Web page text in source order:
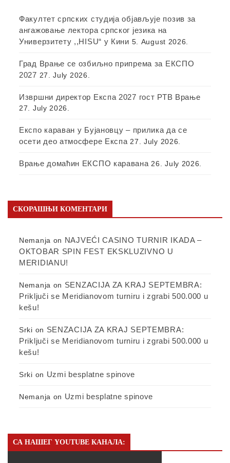
Факултет српских студија објављује позив за
ангажовање лектора српског језика на
Универзитету ,,HISU“ у Кини 5. August 2026.
Град Врање се озбиљно припрема за ЕКСПО
2027 27. July 2026.
Извршни директор Експа 2027 гост РТВ Врање
27. July 2026.
Експо караван у Бујановцу – прилика да се
осети део атмосфере Експа 27. July 2026.
Врање домаћин ЕКСПО каравана 26. July 2026.
СКОРАШЊИ КОМЕНТАРИ
Nemanja on NAJVEĆI CASINO TURNIR IKADA –
OKTOBAR SPIN FEST EKSKLUZIVNO U
MERIDIANU!
Nemanja on SENZACIJA ZA KRAJ SEPTEMBRA:
Priključi se Meridianovom turniru i zgrabi 500.000 u
kešu!
Srki on SENZACIJA ZA KRAJ SEPTEMBRA:
Priključi se Meridianovom turniru i zgrabi 500.000 u
kešu!
Srki on Uzmi besplatne spinove
Nemanja on Uzmi besplatne spinove
СА НАШЕГ YOUTUBE КАНАЛА: